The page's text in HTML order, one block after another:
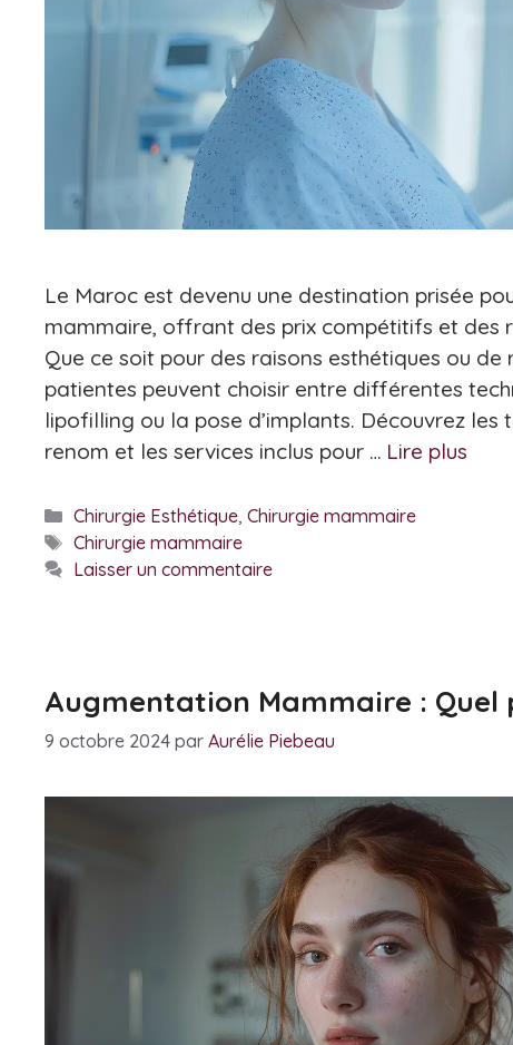
Le Maroc est devenu une destination prisée
mammaire, offrant des prix compétitifs et des
Que ce soit pour des raisons esthétiques ou de
patientes peuvent choisir entre différentes
lipofilling ou la pose d’implants. Découvrez les
renom et les services inclus pour … Lire plus
Catégories
Chirurgie Esthétique, Chirurgie mammaire
Étiquettes
Chirurgie mammaire
Laisser un commentaire
Augmentation Mammaire : Quel
9 octobre 2024 par Aurélie Piebeau